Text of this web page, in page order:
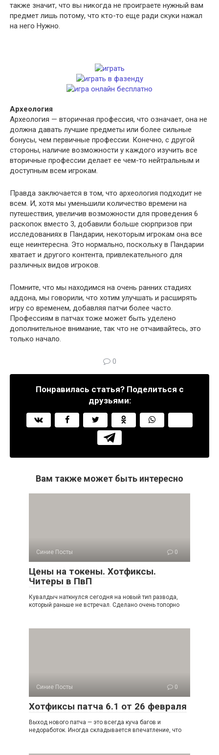
также значит, что вы никогда не проиграете нужный вам
предмет лишь потому, что кто-то еще ради скуки нажал
на него Нужно.
Археология
Археология — вторичная профессия, что означает, она не
должна давать лучшие предметы или более сильные
бонусы, чем первичные профессии. Конечно, с другой
стороны, наличие возможности у каждого изучить все
вторичные профессии делает ее чем-то нейтральным и
доступным всем игрокам.
Правда заключается в том, что археология подходит не
всем. И, хотя мы уменьшили количество времени на
путешествия, увеличив возможности для проведения 6
раскопок вместо 3, добавили больше сюрпризов при
исследованиях в Пандарии, некоторым игрокам она все
еще неинтересна. Это нормально, поскольку в Пандарии
хватает и другого контента, привлекательного для
различных видов игроков.
Помните, что мы находимся на очень ранних стадиях
аддона, мы говорили, что хотим улучшать и расширять
игру со временем, добавляя патчи более часто.
Профессиям в патчах тоже может быть уделено
дополнительное внимание, так что не отчаивайтесь, это
только начало.
0
Понравилась статья? Поделиться с
друзьями:
Вам также может быть интересно
Синие Посты 0
Цены на токены. Хотфиксы.
Читеры в ПвП
Кувалдыч наткнулся сегодня на новый тип развода,
который раньше не встречал. Сделано очень топорно
Синие Посты 0
Хотфиксы патча 6.1 от 26 февраля
Выход нового патча — это всегда куча багов и
недоработок. Иногда складывается впечатление, что